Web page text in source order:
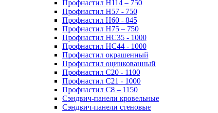
Профнастил Н114 – 750
Профнастил Н57 - 750
Профнастил Н60 - 845
Профнастил Н75 – 750
Профнастил НС35 - 1000
Профнастил НС44 - 1000
Профнастил окрашенный
Профнастил оцинкованный
Профнастил С20 - 1100
Профнастил С21 - 1000
Профнастил С8 – 1150
Сэндвич-панели кровельные
Сэндвич-панели стеновые